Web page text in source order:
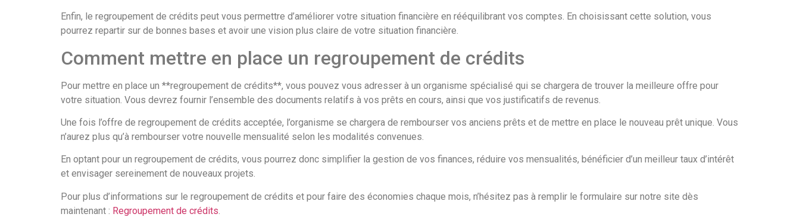
Enfin, le regroupement de crédits peut vous permettre d’améliorer votre situation financière en rééquilibrant vos comptes. En choisissant cette solution, vous
pourrez repartir sur de bonnes bases et avoir une vision plus claire de votre situation financière.
Comment mettre en place un regroupement de crédits
Pour mettre en place un **regroupement de crédits**, vous pouvez vous adresser à un organisme spécialisé qui se chargera de trouver la meilleure offre pour
votre situation. Vous devrez fournir l’ensemble des documents relatifs à vos prêts en cours, ainsi que vos justificatifs de revenus.
Une fois l’offre de regroupement de crédits acceptée, l’organisme se chargera de rembourser vos anciens prêts et de mettre en place le nouveau prêt unique. Vous
n’aurez plus qu’à rembourser votre nouvelle mensualité selon les modalités convenues.
En optant pour un regroupement de crédits, vous pourrez donc simplifier la gestion de vos finances, réduire vos mensualités, bénéficier d’un meilleur taux d’intérêt
et envisager sereinement de nouveaux projets.
Pour plus d’informations sur le regroupement de crédits et pour faire des économies chaque mois, n’hésitez pas à remplir le formulaire sur notre site dès
maintenant : Regroupement de crédits